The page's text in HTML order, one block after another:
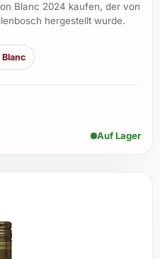
Blanc 2024 kaufen, der von
hergestellt wurde.
Auf Lager